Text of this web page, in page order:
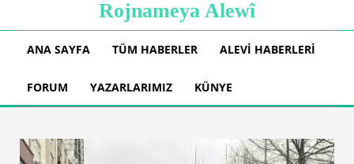
Rojnameya Alewî
ANA SAYFA TÜM HABERLER ALEVI HABERLERI
FORUM YAZARLARIMIZ KÜNYE